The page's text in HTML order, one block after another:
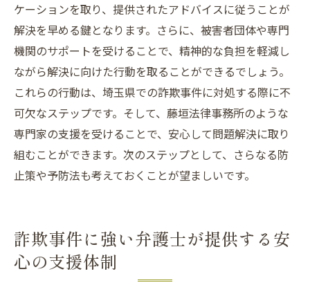
ケーションを取り、提供されたアドバイスに従うことが
解決を早める鍵となります。さらに、被害者団体や専門
機関のサポートを受けることで、精神的な負担を軽減し
ながら解決に向けた行動を取ることができるでしょう。
これらの行動は、埼玉県での詐欺事件に対処する際に不
可欠なステップです。そして、藤垣法律事務所のような
専門家の支援を受けることで、安心して問題解決に取り
組むことができます。次のステップとして、さらなる防
止策や予防法も考えておくことが望ましいです。
詐欺事件に強い弁護士が提供する安
心の支援体制